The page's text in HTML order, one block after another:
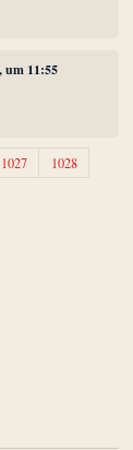
um 11:55
1027
1028